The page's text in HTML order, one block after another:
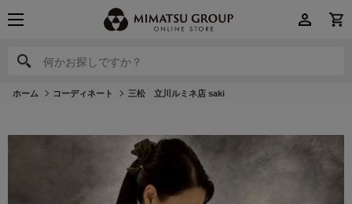
何かお探しですか？
何かお探しですか？
ホーム コーディネート 三松 立川ルミネ店 saki